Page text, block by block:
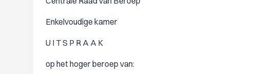
Enkelvoudige kamer
U I T S P R A A K
op het hoger beroep van: